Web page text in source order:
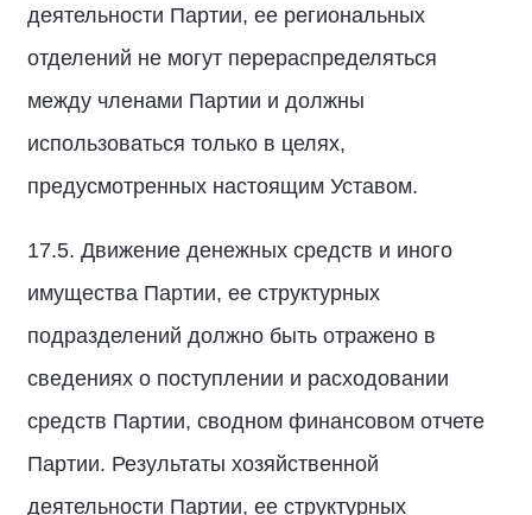
деятельности Партии, ее региональных
отделений не могут перераспределяться
между членами Партии и должны
использоваться только в целях,
предусмотренных настоящим Уставом.
17.5. Движение денежных средств и иного
имущества Партии, ее структурных
подразделений должно быть отражено в
сведениях о поступлении и расходовании
средств Партии, сводном финансовом отчете
Партии. Результаты хозяйственной
деятельности Партии, ее структурных